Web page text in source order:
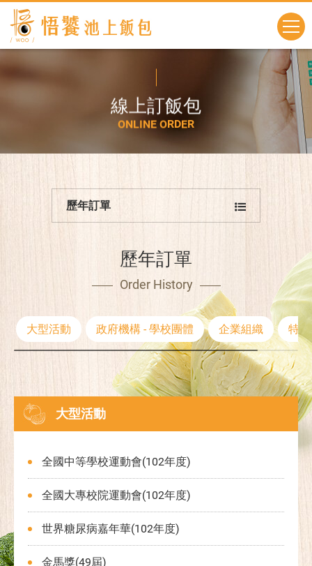
線上訂飯包
ONLINE ORDER
歷年訂單
歷年訂單
Order History
大型活動 政府機構 - 學校團體 企業組織 特
大型活動
全國中等學校運動會(102年度)
全國大專校院運動會(102年度)
世界糖尿病嘉年華(102年度)
金馬獎(49屆)